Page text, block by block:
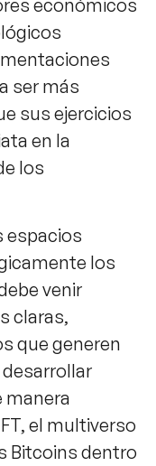
económicos
ser más
sus ejercicios
en la
los
espacios
los
venir
claras,
que generen
manera
el multiverso
Bitcoins dentro